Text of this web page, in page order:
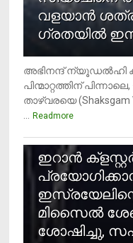
വളയാൻ
ഗ്രതയിൽ
അഭിനന്ദ് ന്യൂഡൽഹി
പിന്മാറ്റത്തിന്
താഴ്‌വരയെ
Readmore
ഇറാന്‍
മിസൈല്‍
ശോഷിച്ചു,